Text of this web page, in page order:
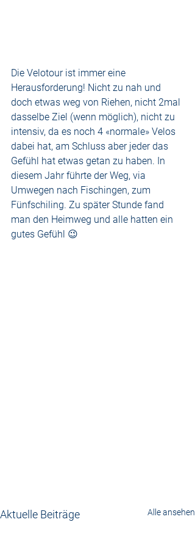
Die Velotour ist immer eine
Herausforderung! Nicht zu nah und
doch etwas weg von Riehen, nicht 2mal
dasselbe Ziel (wenn möglich), nicht zu
intensiv, da es noch 4 «normale» Velos
dabei hat, am Schluss aber jeder das
Gefühl hat etwas getan zu haben. In
diesem Jahr führte der Weg, via
Umwegen nach Fischingen, zum
Fünfschiling. Zu später Stunde fand
man den Heimweg und alle hatten ein
gutes Gefühl 😉
Aktuelle Beiträge Alle ansehen